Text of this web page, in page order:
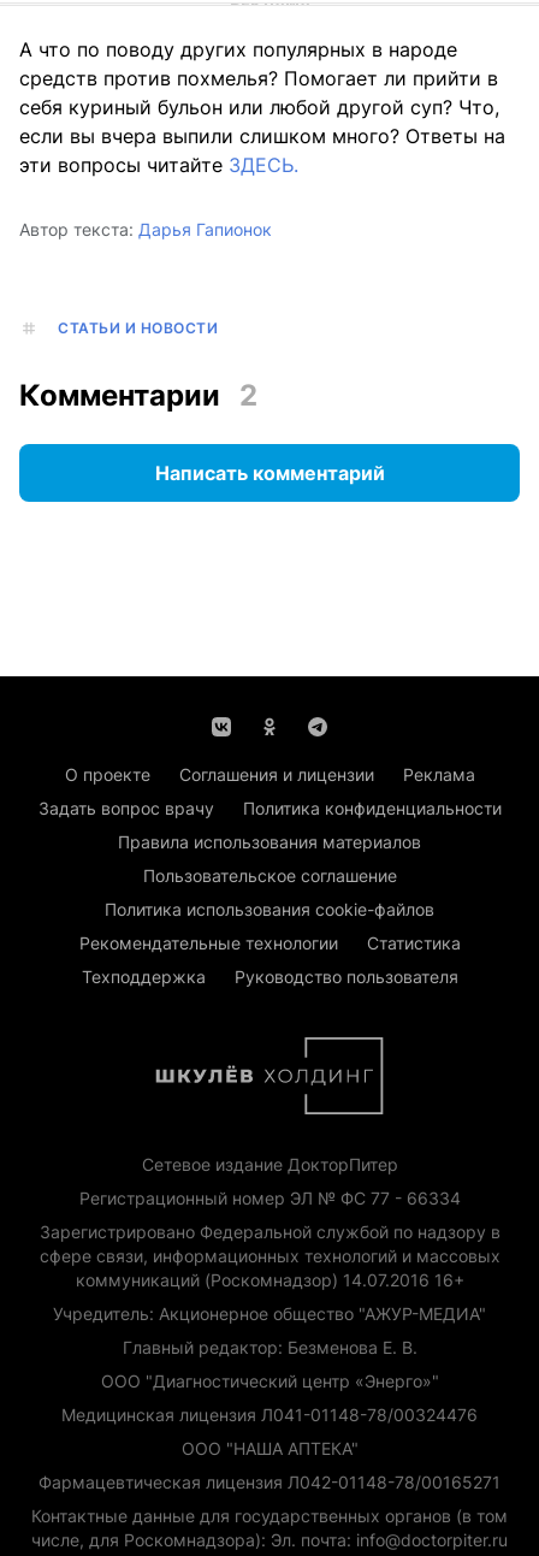
А что по поводу других популярных в народе
средств против похмелья? Помогает ли прийти в
себя куриный бульон или любой другой суп? Что,
если вы вчера выпили слишком много? Ответы на
эти вопросы читайте ЗДЕСЬ.
Автор текста: Дарья Гапионок
СТАТЬИ И НОВОСТИ
Комментарии 2
Написать комментарий
О проекте Соглашения и лицензии
Реклама
Задать вопрос врачу
Политика конфиденциальности
Правила использования материалов
Пользовательское соглашение
Политика использования cookie-файлов
Рекомендательные технологии
Статистика
Техподдержка
Руководство пользователя
Сетевое издание ДокторПитер
Регистрационный номер ЭЛ № ФС 77 - 66334
Зарегистрировано Федеральной службой по надзору в
сфере связи, информационных технологий и массовых
коммуникаций (Роскомнадзор) 14.07.2016 16+
Учредитель: Акционерное общество "АЖУР-МЕДИА"
Главный редактор: Безменова Е. В.
ООО "Диагностический центр «Энерго»"
Медицинская лицензия Л041-01148-78/00324476
ООО "НАША АПТЕКА"
Фармацевтическая лицензия Л042-01148-78/00165271
Контактные данные для государственных органов (в том
числе, для Роскомнадзора): Эл. почта: info@doctorpiter.ru